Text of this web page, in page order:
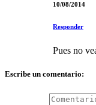
10/08/2014
Responder
Pues no
Escribe un comentario: